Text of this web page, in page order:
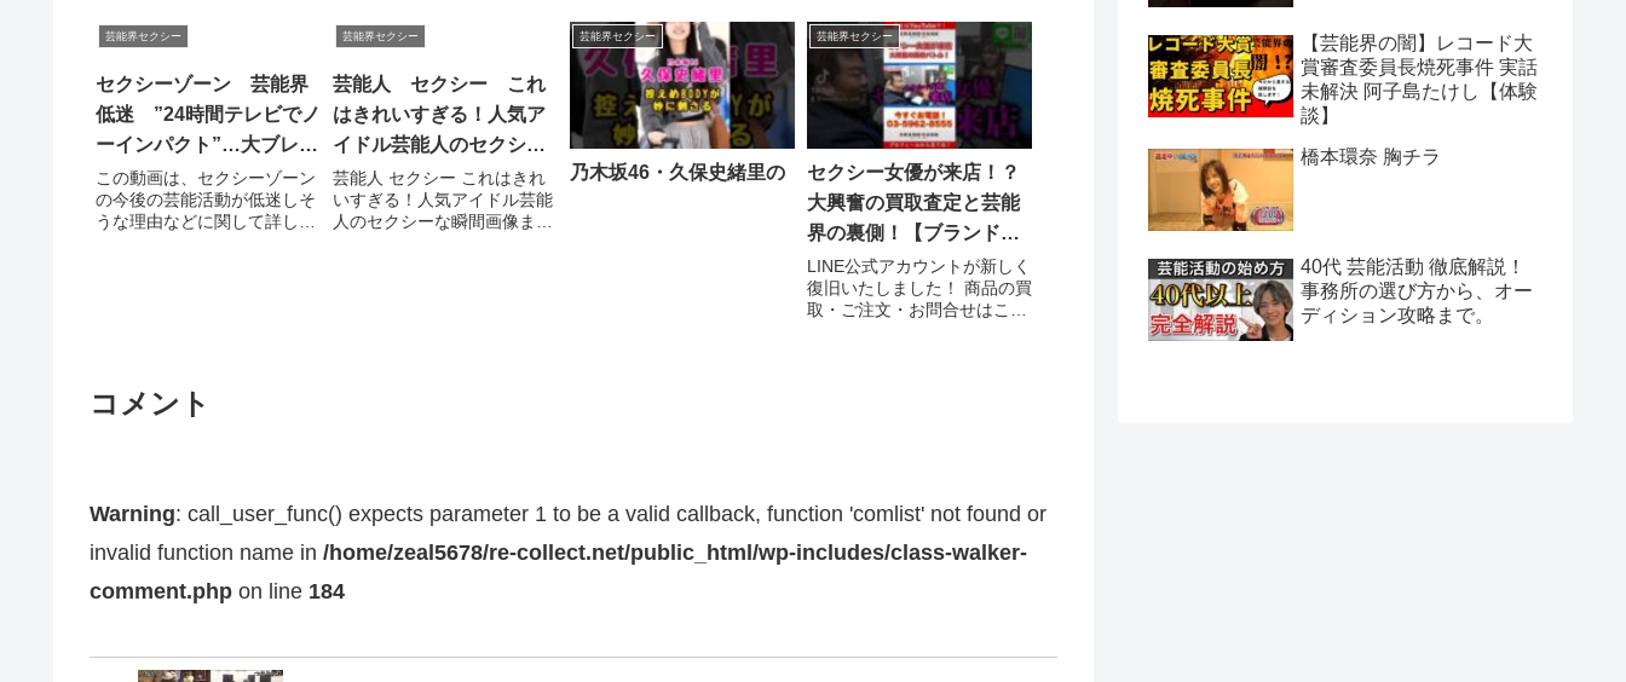
きいた“禊（みそぎ）と覚
クシー女優デビューすると報
じられています。彼女の母親
...関連ツイート
芸能界セクシー
セクシーゾーン 芸能界
低迷 ”24時間テレビでノ
ーインパクト”…大ブレイ
クへの道は絶望的?
この動画は、セクシーゾーン
の今後の芸能活動が低迷しそ
うな理由などに関して詳しく
芸能界セクシー
芸能人 セクシー これ
はきれいすぎる！人気ア
イドル芸能人のセクシー
な瞬間画像まとめ１４人
芸能人 セクシー これはきれ
いすぎる！人気アイドル芸能
人のセクシーな瞬間画像まと
芸能界セクシー
乃木坂46・久保史緒里の
芸能界セクシー
セクシー女優が来店！？
大興奮の買取査定と芸能
界の裏側！【ブランドバ
ンク】 #Shorts
LINE公式アカウントが新しく
復旧いたしました！ 商品の買
取・ご注文・お問合せはこち
コメント
Warning: call_user_func() expects parameter 1 to be a valid callback, function 'comlist' not found or
invalid function name in /home/zeal5678/re-collect.net/public_html/wp-includes/class-walker-
comment.php on line 184
【芸能界の闇】レコード大
賞審査委員長焼死事件 実話
未解決 阿子島たけし【体験
談】
橋本環奈 胸チラ
40代 芸能活動 徹底解説！
事務所の選び方から、オー
ディション攻略まで。